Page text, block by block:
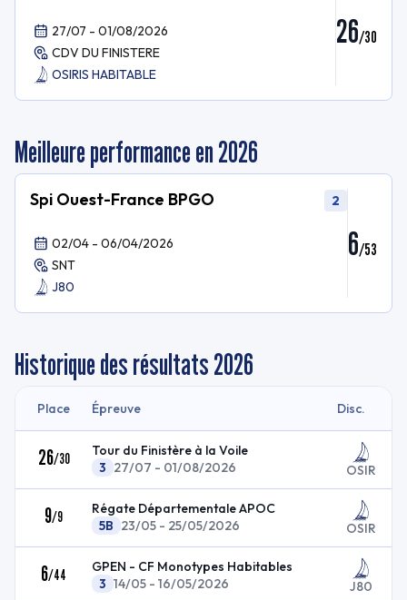
27/07 - 01/08/2026
CDV DU FINISTERE
OSIRIS HABITABLE
26/30
Meilleure performance en 2026
Spi Ouest-France BPGO 2
02/04 - 06/04/2026
SNT
J80
6/53
Historique des résultats2026
Place Épreuve Disc.
26/30
Tour du Finistère à la Voile
3 27/07 - 01/08/2026 OSIR
9/9
Régate Départementale APOC
5B 23/05 - 25/05/2026 OSIR
6/44
GPEN - CF Monotypes Habitables
3 14/05 - 16/05/2026 J80